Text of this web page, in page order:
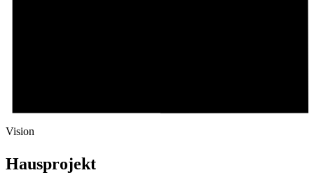
Vision
Hausprojekt